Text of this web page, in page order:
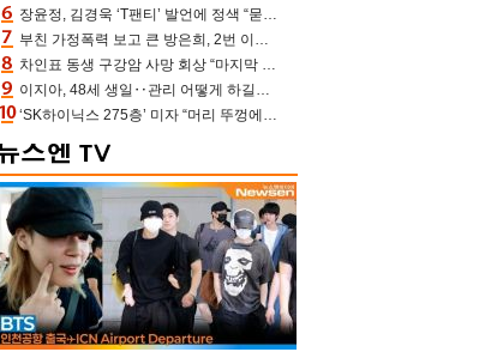
장윤정, 김경욱 ‘T팬티’ 발언에 정색 “묻지 않았는데, 그것도 성희롱”(장공장)
부친 가정폭력 보고 큰 방은희, 2번 이혼 후 잠수→母 고독사에 자책(특종세상)[어제TV]
차인표 동생 구강암 사망 회상 “마지막 순간 동생 손 잡아준 신애라, 두고두고 고마워” (신애라이프)
이지아, 48세 생일‥관리 어떻게 하길래 놀라운 동안 미모
‘SK하이닉스 275층’ 미자 “머리 뚜껑에서 사, 주식만 안 해도 돈 버는 것”